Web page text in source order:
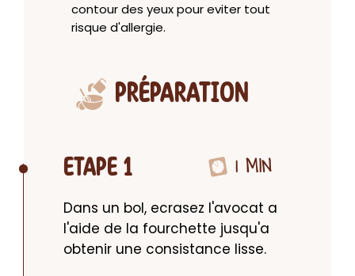
contour des yeux pour eviter tout
risque d'allergie.
PRÉPARATION
ETAPE 1 1 MIN
Dans un bol, ecrasez l'avocat a
l'aide de la fourchette jusqu'a
obtenir une consistance lisse.